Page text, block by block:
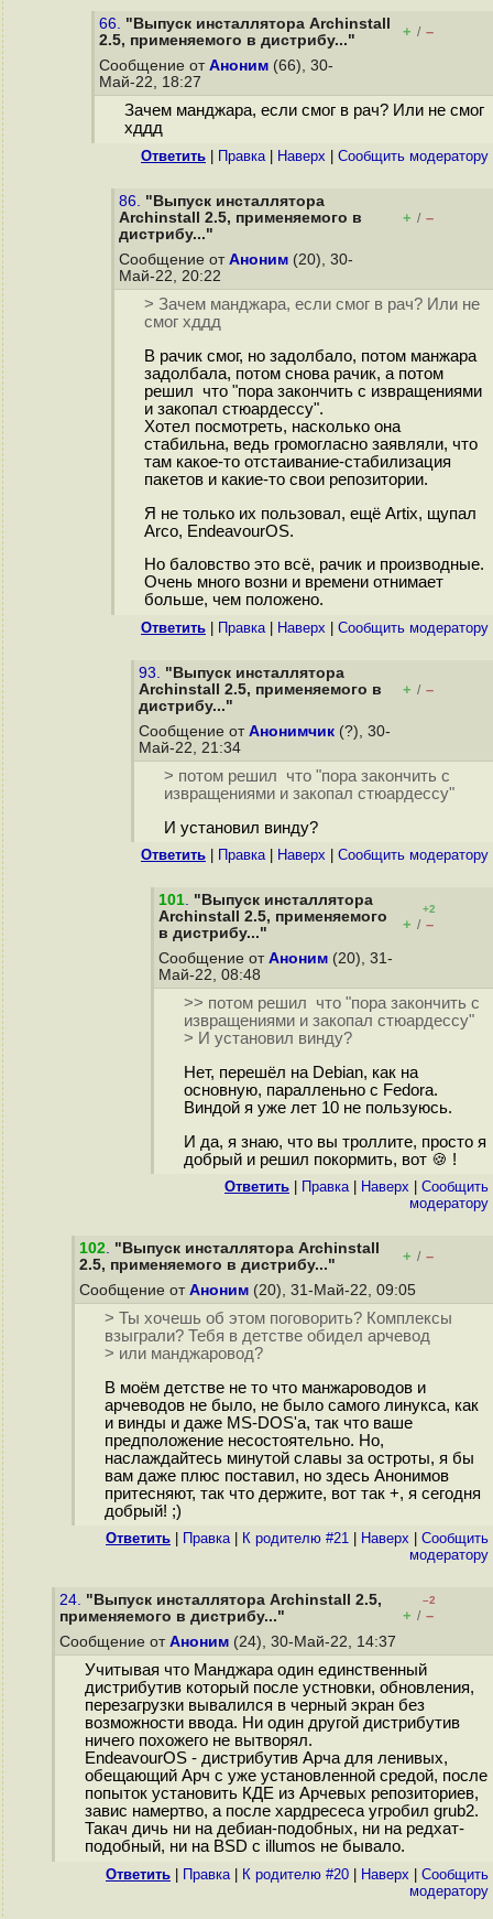
66. "Выпуск инсталлятора Archinstall
2.5, применяемого в дистрибу..."
+ / –
Сообщение от Аноним (66), 30-
Май-22, 18:27
Зачем манджара, если смог в рач? Или не смог
хддд
Ответить Правка| Наверх Cообщить модератору
86. "Выпуск инсталлятора
Archinstall 2.5, применяемого в
дистрибу..."
+ / –
Сообщение от Аноним (20), 30-
Май-22, 20:22
> Зачем манджара, если смог в рач? Или не
смог хддд
В рачик смог, но задолбало, потом манжара
задолбала, потом снова рачик, а потом
решил что "пора закончить с извращениями
и закопал стюардессу".
Хотел посмотреть, насколько она
стабильна, ведь громогласно заявляли, что
там какое-то отстаивание-стабилизация
пакетов и какие-то свои репозитории.
Я не только их пользовал, ещё Artix, щупал
Arco, EndeavourOS.
Но баловство это всё, рачик и производные.
Очень много возни и времени отнимает
больше, чем положено.
Ответить Правка| Наверх Cообщить модератору
93. "Выпуск инсталлятора
Archinstall 2.5, применяемого в
дистрибу..."
+ / –
Сообщение от Анонимчик (?), 30-
Май-22, 21:34
> потом решил что "пора закончить с
извращениями и закопал стюардессу"
И установил винду?
Ответить Правка| Наверх Cообщить модератору
101. "Выпуск инсталлятора
Archinstall 2.5, применяемого
в дистрибу..."
+2
+ / –
Сообщение от Аноним (20), 31-
Май-22, 08:48
>> потом решил что "пора закончить с
извращениями и закопал стюардессу"
> И установил винду?
Нет, перешёл на Debian, как на
основную, паралленьно с Fedora.
Виндой я уже лет 10 не пользуюсь.
И да, я знаю, что вы троллите, просто я
добрый и решил покормить, вот 🍪 !
Ответить Правка| Наверх
Cообщить
модератору
102. "Выпуск инсталлятора Archinstall
2.5, применяемого в дистрибу..."
+ / –
Сообщение от Аноним (20), 31-Май-22, 09:05
> Ты хочешь об этом поговорить? Комплексы
взыграли? Тебя в детстве обидел арчевод
> или манджаровод?
В моём детстве не то что манжароводов и
арчеводов не было, не было самого линукса, как
и винды и даже MS-DOS'а, так что ваше
предположение несостоятельно. Но,
наслаждайтесь минутой славы за остроты, я бы
вам даже плюс поставил, но здесь Анонимов
притесняют, так что держите, вот так +, я сегодня
добрый! ;)
Ответить Правка| К родителю #21 Наверх
Cообщить
модератору
24. "Выпуск инсталлятора Archinstall 2.5,
применяемого в дистрибу..."
–2
+ / –
Сообщение от Аноним (24), 30-Май-22, 14:37
Учитывая что Манджара один единственный
дистрибутив который после устновки, обновления,
перезагрузки вывалился в черный экран без
возможности ввода. Ни один другой дистрибутив
ничего похожего не вытворял.
EndeavourOS - дистрибутив Арча для ленивых,
обещающий Арч с уже установленной средой, после
попыток установить КДЕ из Арчевых репозиториев,
завис намертво, а после хардреcеса угробил grub2.
Такач дичь ни на дебиан-подобных, ни на редхат-
подобный, ни на BSD с illumos не бывало.
Ответить Правка| К родителю #20 Наверх
Cообщить
модератору